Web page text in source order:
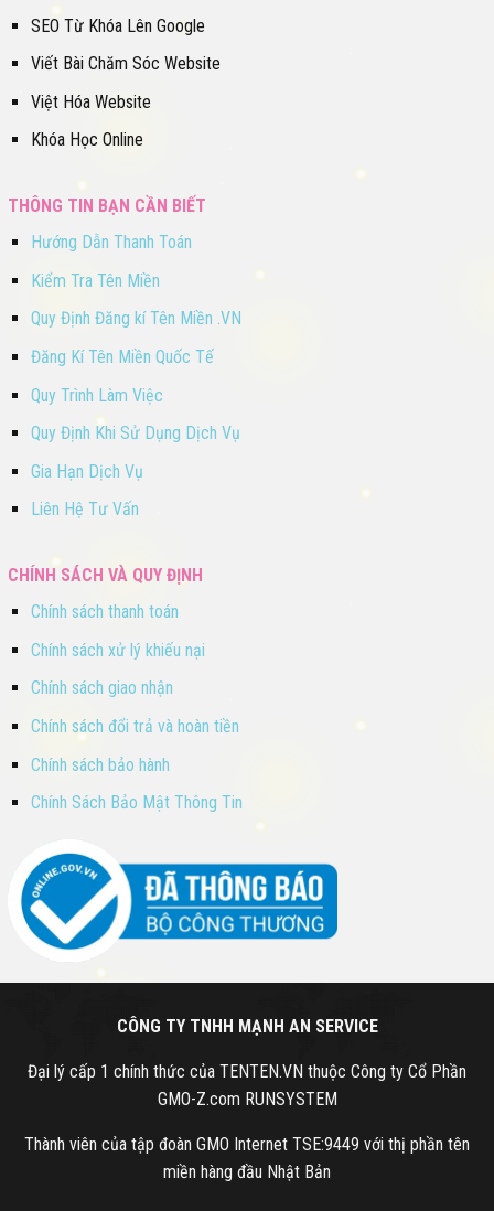
SEO Từ Khóa Lên Google
Viết Bài Chăm Sóc Website
Việt Hóa Website
Khóa Học Online
THÔNG TIN BẠN CẦN BIẾT
Hướng Dẫn Thanh Toán
Kiểm Tra Tên Miền
Quy Định Đăng kí Tên Miền .VN
Đăng Kí Tên Miền Quốc Tế
Quy Trình Làm Việc
Quy Định Khi Sử Dụng Dịch Vụ
Gia Hạn Dịch Vụ
Liên Hệ Tư Vấn
CHÍNH SÁCH VÀ QUY ĐỊNH
Chính sách thanh toán
Chính sách xử lý khiếu nại
Chính sách giao nhận
Chính sách đổi trả và hoàn tiền
Chính sách bảo hành
Chính Sách Bảo Mật Thông Tin
CÔNG TY TNHH MẠNH AN SERVICE
Đại lý cấp 1 chính thức của TENTEN.VN thuộc Công ty Cổ Phần
GMO-Z.com RUNSYSTEM
Thành viên của tập đoàn GMO Internet TSE:9449 với thị phần tên
miền hàng đầu Nhật Bản